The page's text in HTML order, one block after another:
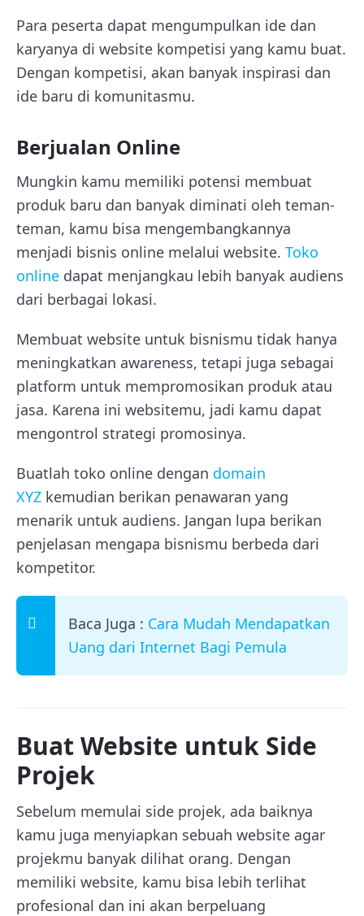
Para peserta dapat mengumpulkan ide dan
karyanya di website kompetisi yang kamu buat.
Dengan kompetisi, akan banyak inspirasi dan
ide baru di komunitasmu.
Berjualan Online
Mungkin kamu memiliki potensi membuat
produk baru dan banyak diminati oleh teman-
teman, kamu bisa mengembangkannya
menjadi bisnis online melalui website. Toko
online dapat menjangkau lebih banyak audiens
dari berbagai lokasi.
Membuat website untuk bisnismu tidak hanya
meningkatkan awareness, tetapi juga sebagai
platform untuk mempromosikan produk atau
jasa. Karena ini websitemu, jadi kamu dapat
mengontrol strategi promosinya.
Buatlah toko online dengan domain
XYZ kemudian berikan penawaran yang
menarik untuk audiens. Jangan lupa berikan
penjelasan mengapa bisnismu berbeda dari
kompetitor.
Baca Juga : Cara Mudah Mendapatkan
Uang dari Internet Bagi Pemula
Buat Website untuk Side
Projek
Sebelum memulai side projek, ada baiknya
kamu juga menyiapkan sebuah website agar
projekmu banyak dilihat orang. Dengan
memiliki website, kamu bisa lebih terlihat
profesional dan ini akan berpeluang